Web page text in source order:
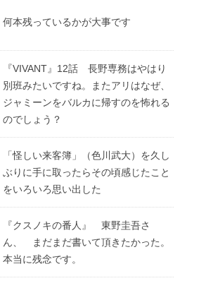
何本残っているかが大事です
『VIVANT』12話 長野専務はやはり
別班みたいですね。またアリはなぜ、
ジャミーンをバルカに帰すのを怖れる
のでしょう？
「怪しい来客簿」（色川武大）を久し
ぶりに手に取ったらその頃感じたこと
をいろいろ思い出した
『クスノキの番人』 東野圭吾さ
ん、 まだまだ書いて頂きたかった。
本当に残念です。